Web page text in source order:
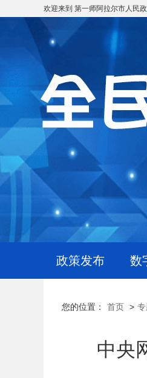
欢迎来到 第一师阿拉尔市人民
政策发布 数
您的位置： 首页 >
中央